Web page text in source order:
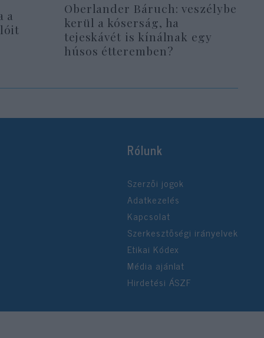
a
Oberlander Báruch: veszélybe
kerül a kóserság, ha
tejeskávét is kínálnak egy
húsos étteremben?
Rólunk
Szerzői jogok
Adatkezelés
Kapcsolat
Szerkesztőségi irányelvek
Etikai Kódex
Média ajánlat
Hirdetési ÁSZF